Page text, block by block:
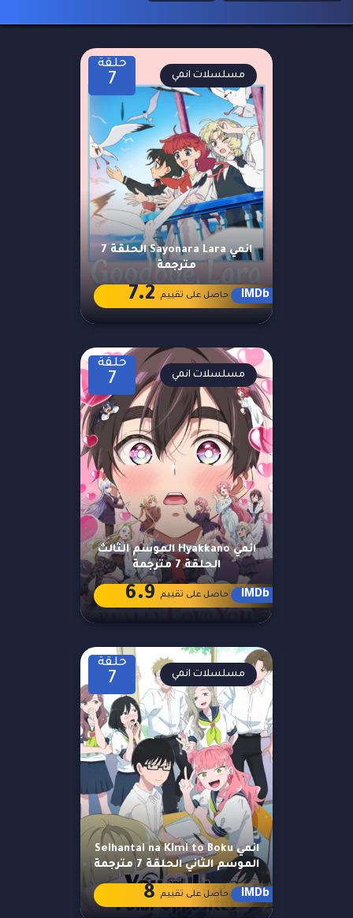
حلقة
7
انمي Sayonara Lara الحلقة 7
مترجمة
مسلسلات انمي
IMDb حاصل على تقييم 7.2
حلقة
7
انمي Hyakkano الموسم الثالث
الحلقة 7 مترجمة
مسلسلات انمي
IMDb حاصل على تقييم 6.9
حلقة
7
انمي Seihantai na Kimi to Boku
الموسم الثاني الحلقة 7 مترجمة
مسلسلات انمي
IMDb حاصل على تقييم 8